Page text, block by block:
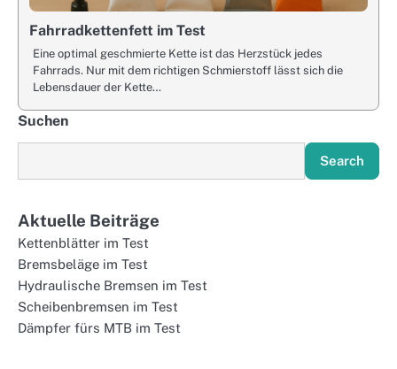
Fahrradkettenfett im Test
Eine optimal geschmierte Kette ist das Herzstück jedes
Fahrrads. Nur mit dem richtigen Schmierstoff lässt sich die
Lebensdauer der Kette…
Suchen
Search
Aktuelle Beiträge
Kettenblätter im Test
Bremsbeläge im Test
Hydraulische Bremsen im Test
Scheibenbremsen im Test
Dämpfer fürs MTB im Test